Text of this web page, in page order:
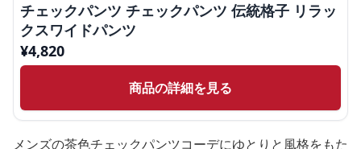
チェックパンツ チェックパンツ 伝統格子 リラッ
クスワイドパンツ
¥4,820
商品の詳細を見る
メンズの茶色チェックパンツコーデにゆとりと風格をもた